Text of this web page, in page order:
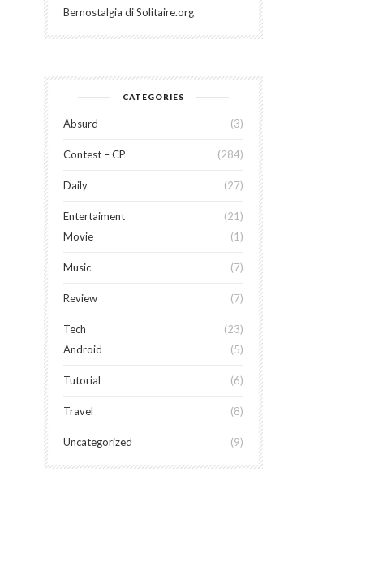
Bernostalgia di Solitaire.org
CATEGORIES
Absurd 3
Contest – CP 284
Daily 27
Entertaiment
21
Movie
1
Music 7
Review 7
Tech
23
Android
5
Tutorial 6
Travel 8
Uncategorized 9